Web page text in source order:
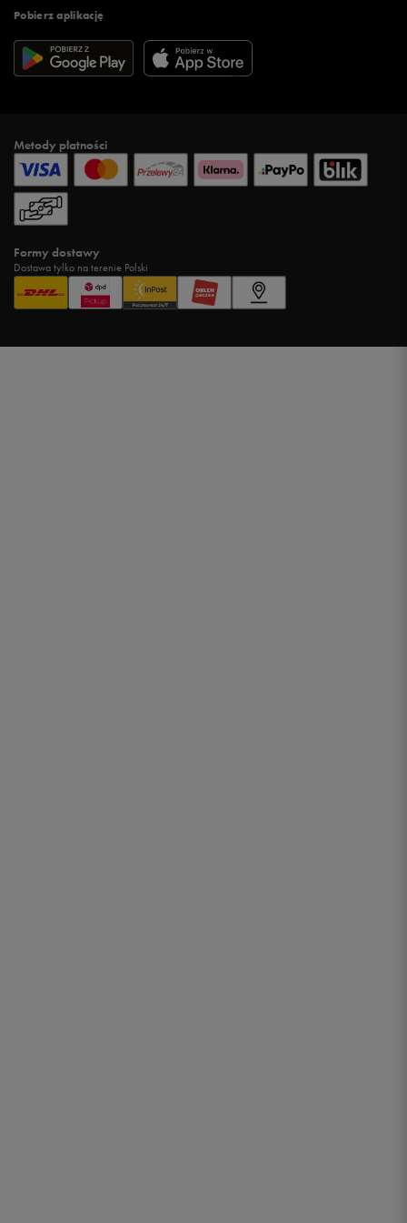
Pobierz aplikację
Metody płatności
Formy dostawy
Dostawa tylko na terenie Polski